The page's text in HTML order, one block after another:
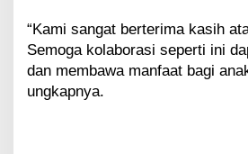
“Kami sangat berterima kasih
Semoga kolaborasi seperti ini
dan membawa manfaat bagi
ungkapnya.